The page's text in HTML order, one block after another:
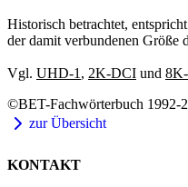
Historisch betrachtet,
der damit verbundenen Größe
Vgl. UHD-1 , 2K-DCI und
©BET-Fachwörterbuch 1992-
zur Übersicht
KONTAKT